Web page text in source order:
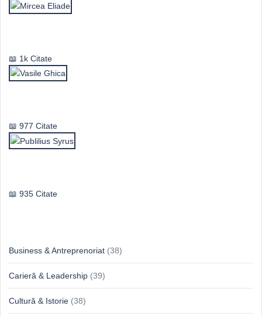
1k Citate
977 Citate
935 Citate
Business & Antreprenoriat (38)
Carieră & Leadership (39)
Cultură & Istorie (38)